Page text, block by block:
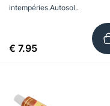
intempéries.Autosol..
€ 7.95